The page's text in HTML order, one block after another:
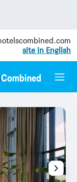
site in English